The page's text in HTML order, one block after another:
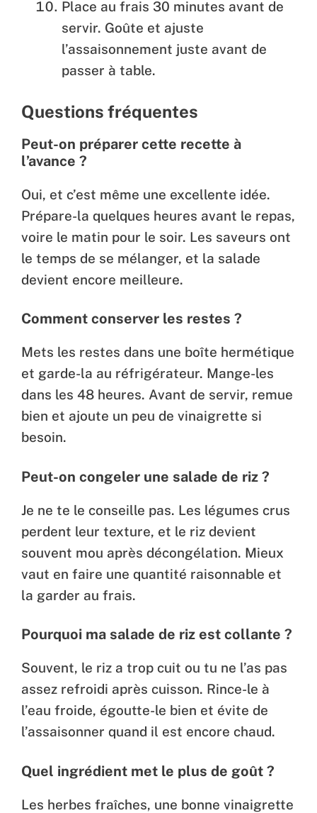
Place au frais 30 minutes avant de
servir. Goûte et ajuste
l’assaisonnement juste avant de
passer à table.
Questions fréquentes
Peut-on préparer cette recette à
l’avance ?
Oui, et c’est même une excellente idée.
Prépare-la quelques heures avant le repas,
voire le matin pour le soir. Les saveurs ont
le temps de se mélanger, et la salade
devient encore meilleure.
Comment conserver les restes ?
Mets les restes dans une boîte hermétique
et garde-la au réfrigérateur. Mange-les
dans les 48 heures. Avant de servir, remue
bien et ajoute un peu de vinaigrette si
besoin.
Peut-on congeler une salade de riz ?
Je ne te le conseille pas. Les légumes crus
perdent leur texture, et le riz devient
souvent mou après décongélation. Mieux
vaut en faire une quantité raisonnable et
la garder au frais.
Pourquoi ma salade de riz est collante ?
Souvent, le riz a trop cuit ou tu ne l’as pas
assez refroidi après cuisson. Rince-le à
l’eau froide, égoutte-le bien et évite de
l’assaisonner quand il est encore chaud.
Quel ingrédient met le plus de goût ?
Les herbes fraîches, une bonne vinaigrette